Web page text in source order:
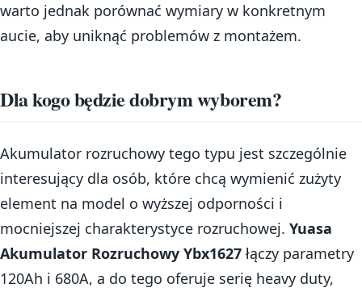
warto jednak porównać wymiary w konkretnym
aucie, aby uniknąć problemów z montażem.
Dla kogo będzie dobrym wyborem?
Akumulator rozruchowy tego typu jest szczególnie
interesujący dla osób, które chcą wymienić zużyty
element na model o wyższej odporności i
mocniejszej charakterystyce rozruchowej. Yuasa
Akumulator Rozruchowy Ybx1627 łączy parametry
120Ah i 680A, a do tego oferuje serię heavy duty,